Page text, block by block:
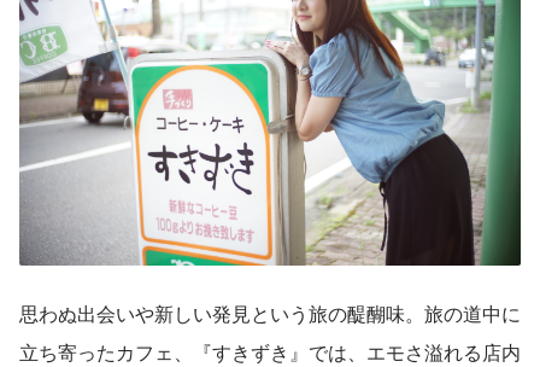
思わぬ出会いや新しい発見という旅の醍醐味。旅の道中に
立ち寄ったカフェ、『すきずき』では、エモさ溢れる店内